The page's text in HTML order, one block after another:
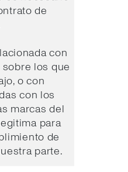
de
con
los que
o con
con los
marcas del
para
de
parte.